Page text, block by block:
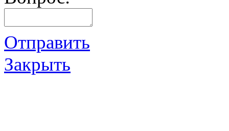
Отправить
Закрыть